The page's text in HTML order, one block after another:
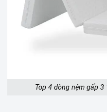
Top 4 dòng nệm gấp